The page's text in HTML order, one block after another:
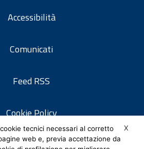
Accessibilità
Comunicati
Feed RSS
Cookie Policy
privacy
X
tecnici necessari al corretto
web e, previa accettazione da